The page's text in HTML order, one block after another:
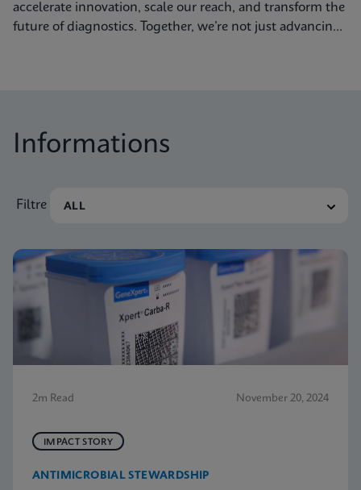
accelerate innovation, scale our reach, and transform the
future of diagnostics. Together, we’re not just advancing
Informations
Filtre
2m Read November 20, 2024
IMPACT STORY
ANTIMICROBIAL STEWARDSHIP